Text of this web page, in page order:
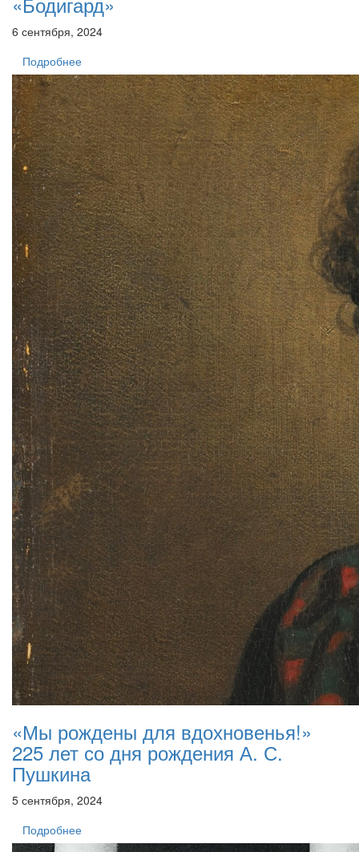
6 сентября, 2024
Подробнее
«Мы рождены для вдохновенья!»
225 лет со дня рождения А. С.
Пушкина
5 сентября, 2024
Подробнее